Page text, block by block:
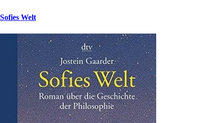
Sofies Welt